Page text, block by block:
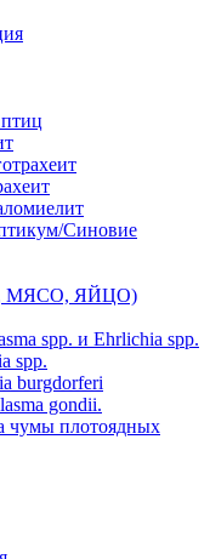
Синовие
МЯСО, ЯЙЦО)
spp. и Ehrlichia spp.
spp.
burgdorferi
gondii.
чумы плотоядных